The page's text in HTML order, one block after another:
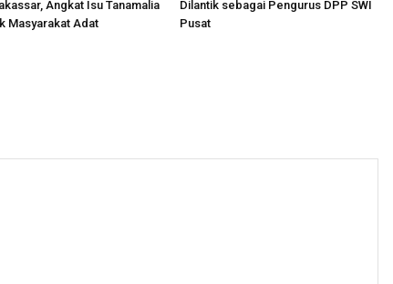
Angkat Isu Tanamalia
Masyarakat Adat
Dilantik sebagai Pengurus DPP SWI
Pusat